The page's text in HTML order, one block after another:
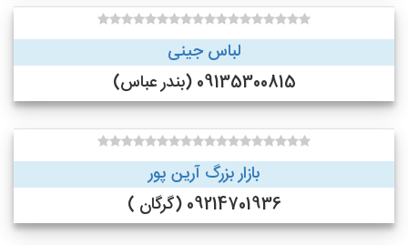
لباس جینی
09135300815 (بندر عباس)
بازار بزرگ آرین پور
09214701936 (گرگان )